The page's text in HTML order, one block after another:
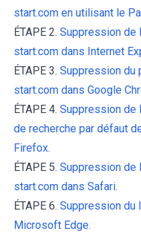
start.com en utilisant le
ÉTAPE 2. Suppression de
start.com dans Internet
ÉTAPE 3. Suppression du
start.com dans Google
ÉTAPE 4. Suppression de
de recherche par défaut
Firefox.
ÉTAPE 5. Suppression de
start.com dans Safari.
ÉTAPE 6. Suppression du
Microsoft Edge.